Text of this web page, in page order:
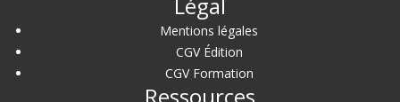
Légal
Mentions légales
CGV Édition
CGV Formation